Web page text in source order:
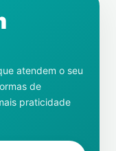
atendem o seu
de
praticidade